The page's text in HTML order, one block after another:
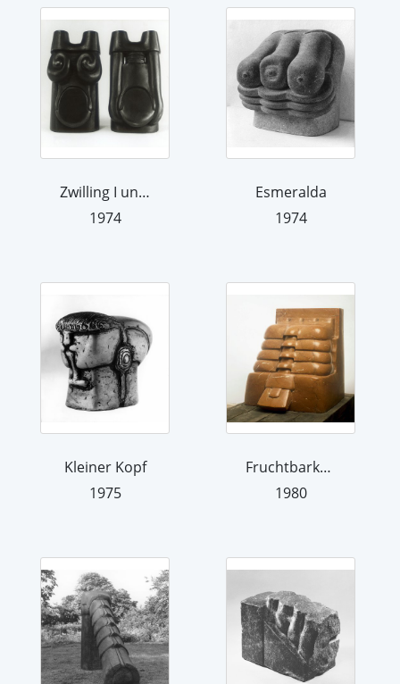
Zwilling I und II
1974
Esmeralda
1974
Kleiner Kopf
1975
Fruchtbarkeitsthron I
1980